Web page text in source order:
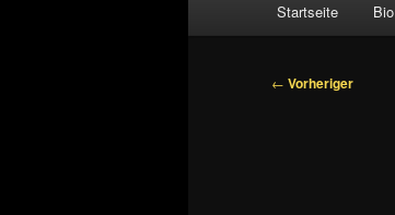
Startseite Bio
Beitragsnavigation
← Vorheriger